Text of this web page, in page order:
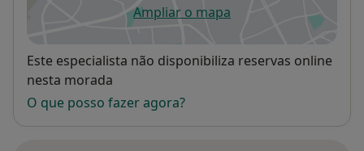
Ampliar o mapaabre num novo separador
Disponibilidade
Este especialista não disponibiliza reservas online
nesta morada
O que posso fazer agora?